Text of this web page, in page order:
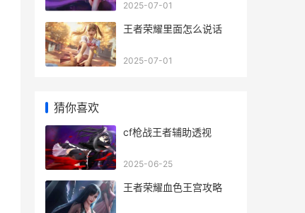
2025-07-01
王者荣耀里面怎么说话
2025-07-01
猜你喜欢
cf枪战王者辅助透视
2025-06-25
王者荣耀血色王宫攻略